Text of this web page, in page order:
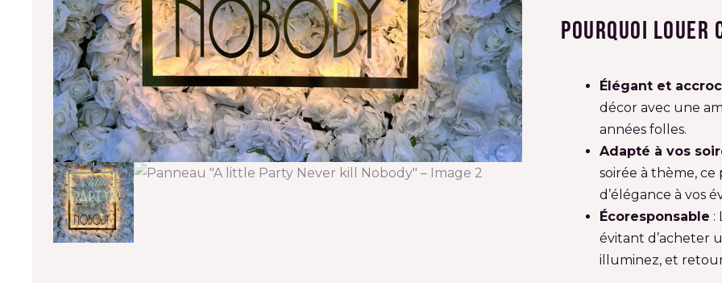
Pourquoi louer
Élégant et
décor avec une
années folles.
Adapté à vos
soirée à thème,
d’élégance à vos
Écoresponsable :
évitant d’acheter
illuminez, et